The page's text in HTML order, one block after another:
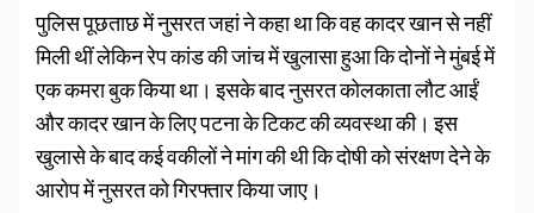
पुलिस पूछताछ में नुसरत जहां ने कहा था कि वह कादर खान से नहीं
मिली थीं लेकिन रेप कांड की जांच में खुलासा हुआ कि दोनों ने मुंबई में
एक कमरा बुक किया था। इसके बाद नुसरत कोलकाता लौट आईं
और कादर खान के लिए पटना के टिकट की व्‍यवस्‍था की। इस
खुलासे के बाद कई वकीलों ने मांग की थी कि दोषी को संरक्षण देने के
आरोप में नुसरत को गिरफ्तार किया जाए।